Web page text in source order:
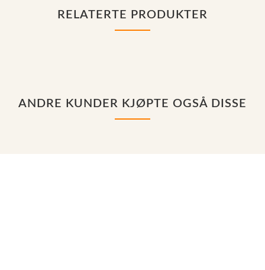
RELATERTE PRODUKTER
ANDRE KUNDER KJØPTE OGSÅ DISSE